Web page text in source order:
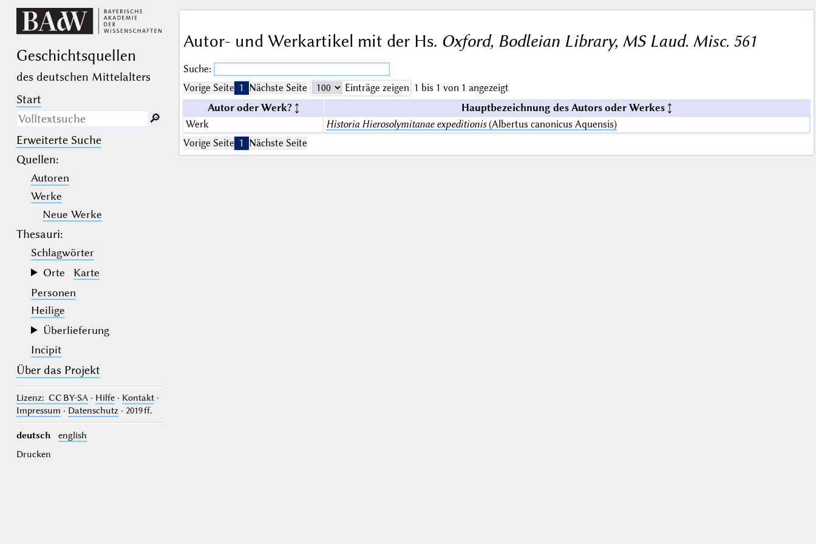
Geschichts­quellen
des deutschen Mittelalters
Start
Nur in Beschreibungs­texten
suchen
(der Unterstrich) ist Platzhalter für
genau ein Zeichen.
(das Prozentzeichen) ist Platzhalter
für kein, ein oder mehr als ein
Zeichen.
🔎︎
Erweiterte Suche
Quellen:
Autoren
Werke
Neue Werke
Thesauri:
Schlagwörter
Orte
Karte
Personen
Heilige
Überlieferung
Incipit
Über das Projekt
Lizenz: CC BY-SA· Hilfe· Kontakt·
Impressum · Datenschutz· 2019 ff.
deutsch
english
Drucken
Autor- und Werkartikel mit der Hs. Oxford, Bodleian Library, MS Laud. Misc. 561
Suche:
Vorige Seite 1 Nächste Seite Einträge zeigen 1 bis 1 von 1 angezeigt
Autor oder Werk?
Hauptbezeichnung des Autors oder Werkes
Werk
Historia Hierosolymitanae expeditionis(Albertus canonicus Aquensis)
Vorige Seite 1 Nächste Seite